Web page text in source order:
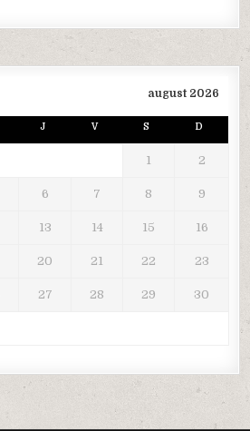
august 2026
J V S D
1 2
6 7 8 9
13 14 15 16
20 21 22 23
27 28 29 30